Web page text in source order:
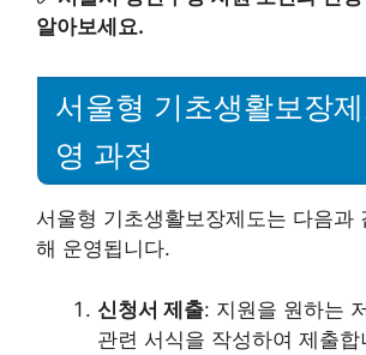
알아보세요.
서울형 기초생활보장
영 과정
서울형 기초생활보장제도는 다음과
해 운영됩니다.
신청서 제출: 지원을 원하는
관련 서식을 작성하여 제출합